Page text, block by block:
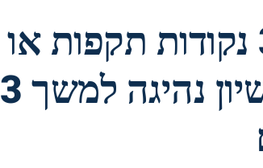
נהג שלחובתו רשומות 36 נקודות תקפות או
יותר, ייפסל מלהחזיק ברישיון נהיגה למשך 3